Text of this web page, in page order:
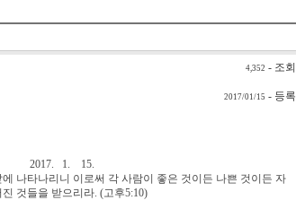
4,352 - 조회
2017/01/15 - 등록
15.
나타나리니 이로써 각 사람이 좋은 것이든 나쁜 것이든 자
것들을 받으리라. (고후5:10)